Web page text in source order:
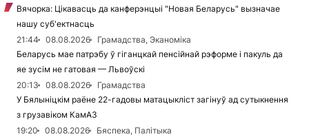
Вячорка: Цікавасць да канферэнцыі "Новая Беларусь" вызначае
нашу суб'ектнасць
21:44
08.08.2026
Грамадства, Эканоміка
Беларусь мае патрэбу ў гіганцкай пенсійнай рэформе і пакуль да
яе зусім не гатовая — Львоўскі
20:13
08.08.2026
Грамадства
У Бялыніцкім раёне 22-гадовы матацыкліст загінуў ад сутыкнення
з грузавіком КамАЗ
19:20
08.08.2026
Бяспека, Палітыка